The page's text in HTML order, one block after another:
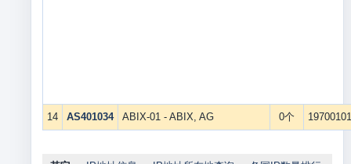
14 AS401034 ABIX-01 - ABIX, AG 0个 19700101